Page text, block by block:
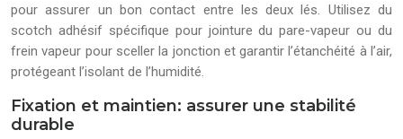
pour assurer un bon contact entre les deux lés. Utilisez du
scotch adhésif spécifique pour jointure du pare-vapeur ou du
frein vapeur pour sceller la jonction et garantir l’étanchéité à l’air,
protégeant l’isolant de l’humidité.
Fixation et maintien: assurer une stabilité
durable